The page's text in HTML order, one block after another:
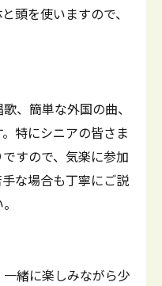
頭を使いますので、
、簡単な外国の曲、
特にシニアの皆さま
すので、気楽に参加
な場合も丁寧にご説
緒に楽しみながら少